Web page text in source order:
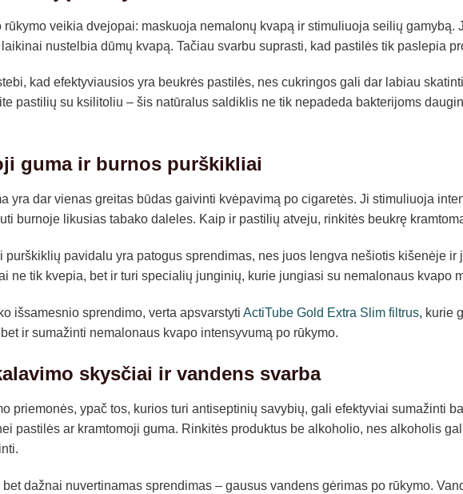
rūkymo veikia dvejopai: maskuoja nemalonų kvapą ir stimuliuoja seilių gamybą.
nustelbia dūmų kvapą. Tačiau svarbu suprasti, kad pastilės tik paslepia
kad efektyviausios yra beukrės pastilės, nes cukringos gali dar labiau
pastilių su ksilitoliu – šis natūralus saldiklis ne tik nepadeda bakterijoms
guma ir burnos purškikliai
yra dar vienas greitas būdas gaivinti kvėpavimą po cigaretės. Ji stimuliuoja
burnoje likusias tabako daleles. Kaip ir pastilių atveju, rinkitės beukrę
purškiklių pavidalu yra patogus sprendimas, nes juos lengva nešiotis kišenėje
ne tik kvepia, bet ir turi specialių junginių, kurie jungiasi su nemalonaus kvapo
išsamesnio sprendimo, verta apsvarstyti ActiTube Gold Extra Slim filtrus, kurie
ir sumažinti nemalonaus kvapo intensyvumą po rūkymo.
skysčiai ir vandens svarba
priemonės, ypač tos, kurios turi antiseptinių savybių, gali efektyviai sumažinti
pastilės ar kramtomoji guma. Rinkitės produktus be alkoholio, nes alkoholis
dažnai nuvertinamas sprendimas – gausus vandens gėrimas po rūkymo.